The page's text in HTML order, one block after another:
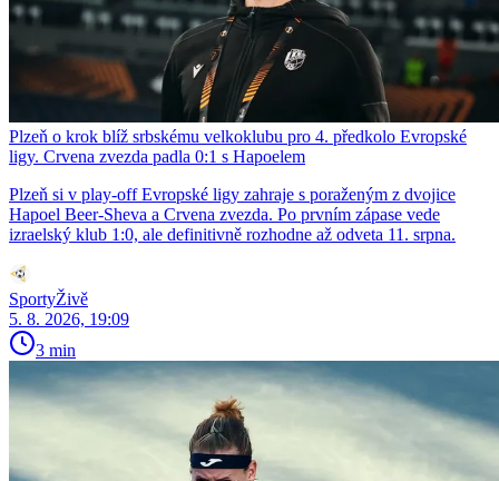
Plzeň o krok blíž srbskému velkoklubu pro 4. předkolo Evropské
ligy. Crvena zvezda padla 0:1 s Hapoelem
Plzeň si v play-off Evropské ligy zahraje s poraženým z dvojice
Hapoel Beer-Sheva a Crvena zvezda. Po prvním zápase vede
izraelský klub 1:0, ale definitivně rozhodne až odveta 11. srpna.
SportyŽivě
5. 8. 2026, 19:09
3 min